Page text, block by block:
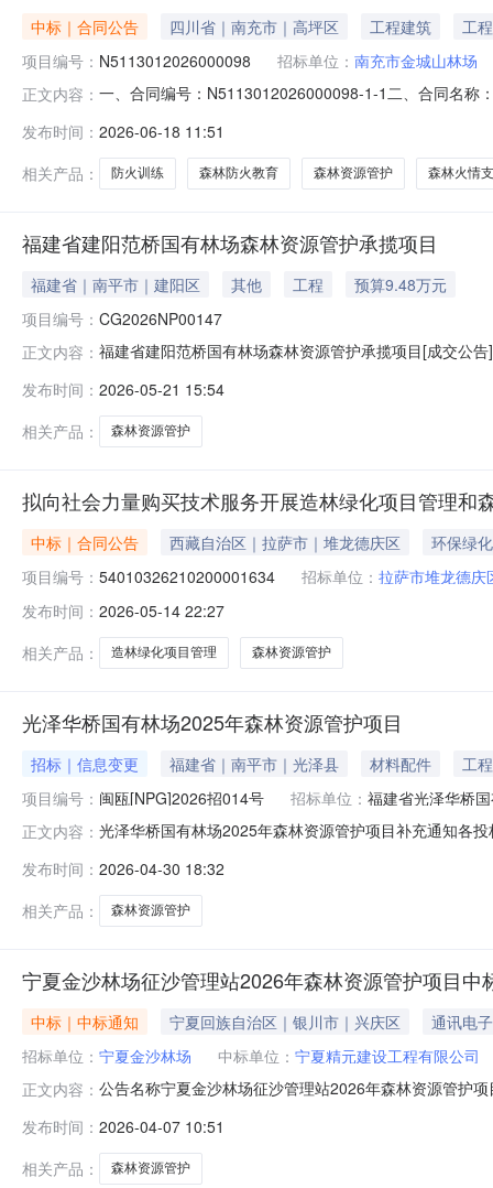
中标｜合同公告 四川省｜南充市｜高坪区 工程建筑
工程
项目编号： N5113012026000098 招标单位： 南充市金城山林场
正文内容： 一、合同编号：N5113012026000098-1-1二、合同名称
源服务有限责任公司地址：四川省南充市顺庆区南门北
发布时间： 2026-06-18 11:51
相关产品：
防火训练 森林防火教育 森林资源管护 森林火情
福建省建阳范桥国有林场森林资源管护承揽项目
福建省｜南平市｜建阳区 其他 工程
预算9.48万元
项目编号： CG2026NP00147
正文内容： 福建省建阳范桥国有林场森林资源管护承揽项目[成交公
发布时间： 2026-05-21 15:54
相关产品：
森林资源管护
拟向社会力量购买技术服务开展造林绿化项目管理
中标｜合同公告 西藏自治区｜拉萨市｜堆龙德庆区
环保绿化
项目编号： 54010326210200001634 招标单位： 拉萨市堆龙德庆
发布时间： 2026-05-14 22:27
相关产品：
造林绿化项目管理 森林资源管护
光泽华桥国有林场2025年森林资源管护项目
招标｜信息变更 福建省｜南平市｜光泽县 材料配件
工程
项目编号： 闽瓯[NPG]2026招014号 招标单位： 福建省光泽华桥
正文内容： 光泽华桥国有林场2025年森林资源管护项目补充通知各
≥8m/s；5、最长飞行时间≥49min6、具有民航局飞行动
发布时间： 2026-04-30 18:32
相关产品：
森林资源管护
宁夏金沙林场征沙管理站2026年森林资源管护项目中
中标｜中标通知 宁夏回族自治区｜银川市｜兴庆区
通讯电子
招标单位： 宁夏金沙林场 中标单位： 宁夏精元建设工程有限公司
正文内容： 公告名称宁夏金沙林场征沙管理站2026年森林资源管护
年4月3日在惠泽招电子招投标交易平台(宁夏回族自治区
异议，现将中标人公示如
发布时间： 2026-04-07 10:51
相关产品：
森林资源管护